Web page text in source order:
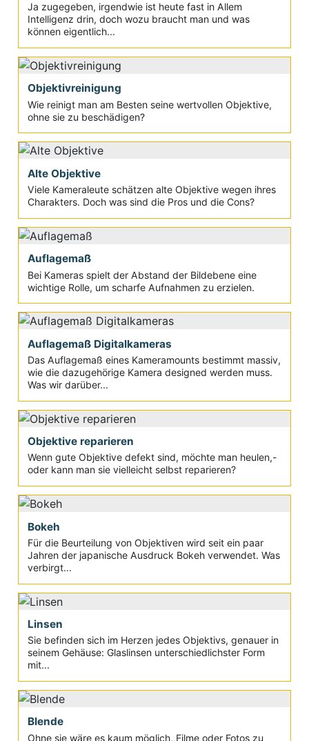
Ja zugegeben, irgendwie ist heute fast in Allem
Intelligenz drin, doch wozu braucht man und was
können eigentlich...
Objektivreinigung
Wie reinigt man am Besten seine wertvollen Objektive,
ohne sie zu beschädigen?
Alte Objektive
Viele Kameraleute schätzen alte Objektive wegen ihres
Charakters. Doch was sind die Pros und die Cons?
Auflagemaß
Bei Kameras spielt der Abstand der Bildebene eine
wichtige Rolle, um scharfe Aufnahmen zu erzielen.
Auflagemaß Digitalkameras
Das Auflagemaß eines Kameramounts bestimmt massiv,
wie die dazugehörige Kamera designed werden muss.
Was wir darüber...
Objektive reparieren
Wenn gute Objektive defekt sind, möchte man heulen,-
oder kann man sie vielleicht selbst reparieren?
Bokeh
Für die Beurteilung von Objektiven wird seit ein paar
Jahren der japanische Ausdruck Bokeh verwendet. Was
verbirgt...
Linsen
Sie befinden sich im Herzen jedes Objektivs, genauer in
seinem Gehäuse: Glaslinsen unterschiedlichster Form
mit...
Blende
Ohne sie wäre es kaum möglich, Filme oder Fotos zu